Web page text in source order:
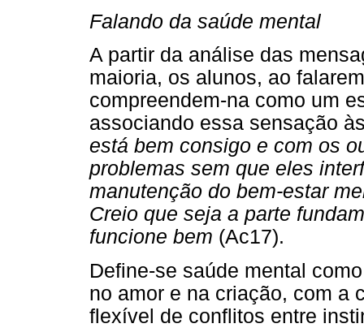
Falando da saúde mental
A partir da análise das
maioria, os alunos, ao
compreendem-na como um
associando essa sensação
está bem consigo e com os
problemas sem que eles
manutenção do bem-estar
Creio que seja a parte
funcione bem (Ac17).
Define-se saúde mental
no amor e na criação, com a
flexível de conflitos entre